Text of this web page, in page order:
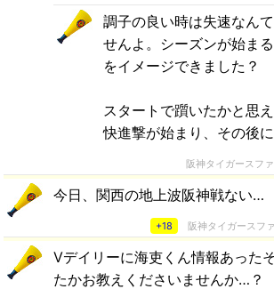
調子の良い時は失速なん
せんよ。シーズンが始ま
をイメージできました？
スタートで躓いたかと思
快進撃が始まり、その後に
阪神タイガースフ
今日、関西の地上波阪神戦ない…
+18 阪神タイガースフ
Vデイリーに海吏くん情報あった
たかお教えくださいませんか…？